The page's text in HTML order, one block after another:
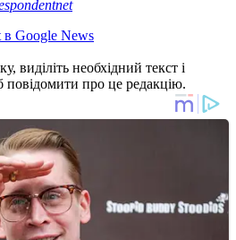
в Google News
виділіть необхідний текст і
повідомити про це редакцію.